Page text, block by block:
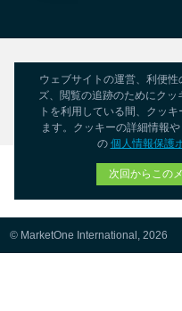
ウェブサイトの運営、利便
ズ、閲覧の追跡のためにク
トを利用している間、クッ
ます。クッキーの詳細情報
の 個人情報保護
次回からこの
© MarketOne International, 2026